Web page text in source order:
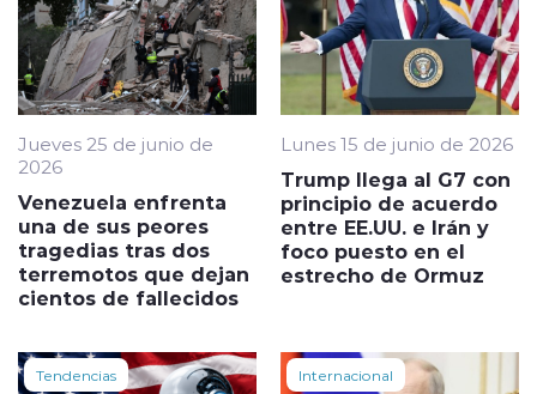
Jueves 25 de junio de
2026
Venezuela enfrenta
una de sus peores
tragedias tras dos
terremotos que dejan
cientos de fallecidos
Lunes 15 de junio de 2026
Trump llega al G7 con
principio de acuerdo
entre EE.UU. e Irán y
foco puesto en el
estrecho de Ormuz
Tendencias Internacional